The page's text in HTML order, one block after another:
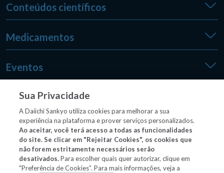
Conteúdos científicos
Medicamentos
Eventos
Medpedia
Outros sites
Sua Privacidade
A Daiichi Sankyo utiliza cookies para melhorar a sua
experiência na plataforma e prover serviços personalizados.
Ao aceitar, você terá acesso a todas as funcionalidades
do site. Se clicar em "Rejeitar Cookies", os cookies que
não forem estritamente necessários serão
desativados.Para escolher quais quer autorizar, clique em
"Preferência de Cookies”. Para mais informações, veja a